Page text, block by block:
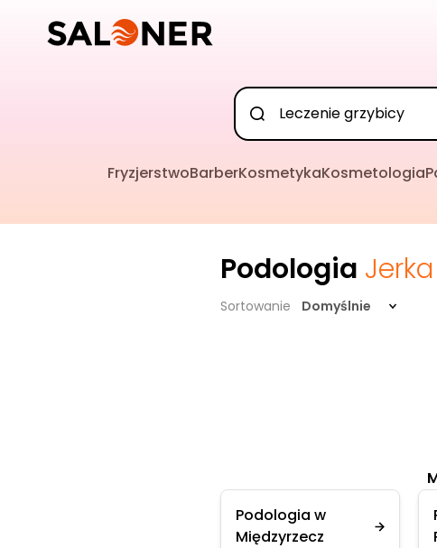
FryzjerstwoBarberKosmetykaKosmetologia
Podologia Jerka
Sortowanie Domyślnie
Podologia w
Międzyrzecz